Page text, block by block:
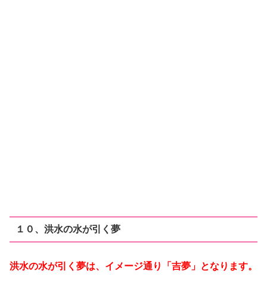
１０、洪水の水が引く夢
洪水の水が引く夢は、イメージ通り「吉夢」となります。